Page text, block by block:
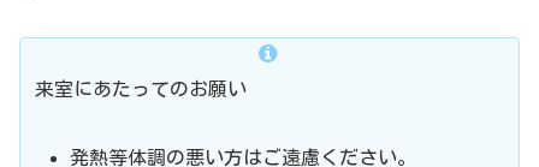
来室にあたってのお願い
発熱等体調の悪い方はご遠慮ください。